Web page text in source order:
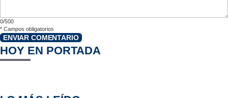
0/500
* Campos obligatorios
ENVIAR COMENTARIO
HOY EN PORTADA